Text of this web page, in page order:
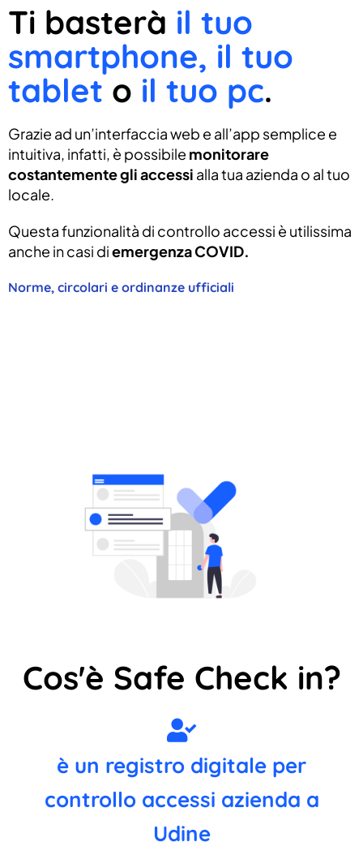
Ti basterà il tuo
smartphone, il tuo
tablet o il tuo pc.
Grazie ad un’interfaccia web e all’app semplice e
intuitiva, infatti, è possibile monitorare
costantemente gli accessi alla tua azienda o al tuo
locale.
Questa funzionalità di controllo accessi è utilissima
anche in casi diemergenza COVID.
Norme, circolari e ordinanze ufficiali
Cos'è Safe Check in?
è un registro digitale per
controllo accessi azienda a
Udine